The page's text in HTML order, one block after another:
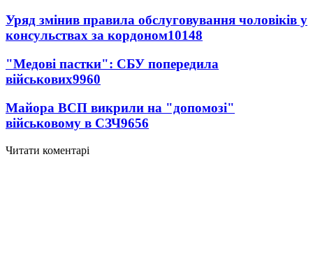
Уряд змінив правила обслуговування чоловіків у
консульствах за кордоном10148
"Медові пастки": СБУ попередила
військових9960
Майора ВСП викрили на "допомозі"
військовому в СЗЧ9656
Читати коментарі